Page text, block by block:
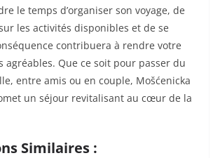
le temps d’organiser son voyage, de
les activités disponibles et de se
contribuera à rendre votre
agréables. Que ce soit pour passer du
entre amis ou en couple, Mošćenicka
un séjour revitalisant au cœur de la
Similaires :